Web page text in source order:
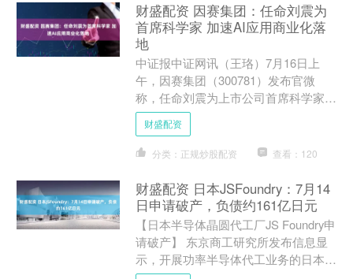
财盛配资 因赛集团：任命刘震为
首席科学家 加速AI应用商业化落
地
中证报中证网讯（王珞）7月16日上
午，因赛集团（300781）发布官微
称，任命刘震为上市公司首席科学家，
刘震将深度参与因赛AI的产品研发及算
法优化，进一步加速因....
财盛配资
分类：正规炒股配资 查看：120
财盛配资 日本JSFoundry：7月14
日申请破产，负债约161亿日元
【日本半导体晶圆代工厂JS Foundry申
请破产】 东京商工研究所发布信息显
示，开展功率半导体代工业务的日本企